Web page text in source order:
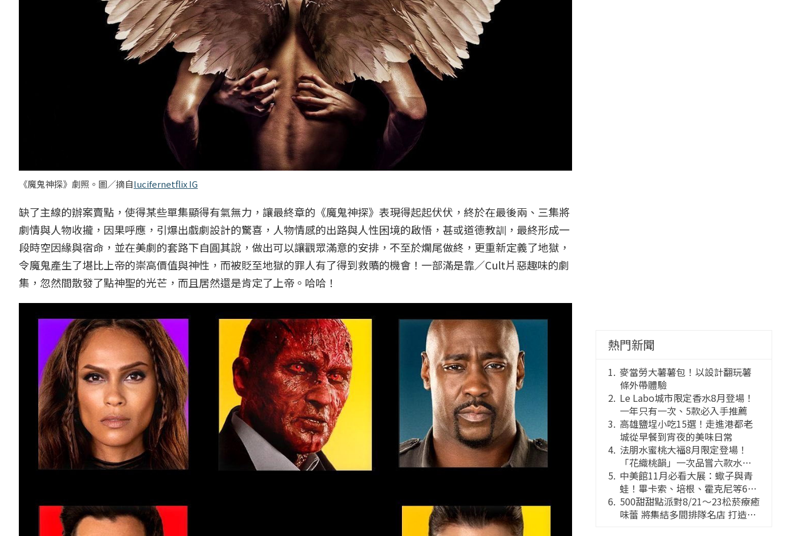
《魔鬼神探》劇照。圖／摘自lucifernetflix IG
缺了主線的辦案賣點，使得某些單集顯得有氣無力，讓最終章的《魔鬼神探》表現得起起伏伏，終於在最後兩、三集將
劇情與人物收攏，因果呼應，引爆出戲劇設計的驚喜，人物情感的出路與人性困境的啟悟，甚或道德教訓，最終形成一
段時空因緣與宿命，並在美劇的套路下自圓其說，做出可以讓觀眾滿意的安排，不至於爛尾做終，更重新定義了地獄，
令魔鬼產生了堪比上帝的崇高價值與神性，而被貶至地獄的罪人有了得到救贖的機會！一部滿是靠／Cult片惡趣味的劇
集，忽然間散發了點神聖的光芒，而且居然還是肯定了上帝。哈哈！
熱門新聞
麥當勞大薯薯包！以設計翻玩薯
條外帶體驗
Le Labo城市限定香水8月登場！
一年只有一次、5款必入手推薦
高雄鹽埕小吃15選！走進港都老
城從早餐到宵夜的美味日常
法朋水蜜桃大福8月限定登場！
「花織桃韻」一次品嘗六款水蜜
桃花果大福
中美館11月必看大展：蠍子與青
蛙！畢卡索、培根、霍克尼等66
件國巨典藏亮相
500甜甜點派對8/21～23松菸療癒
味蕾 將集結多間排隊名店 打造靈